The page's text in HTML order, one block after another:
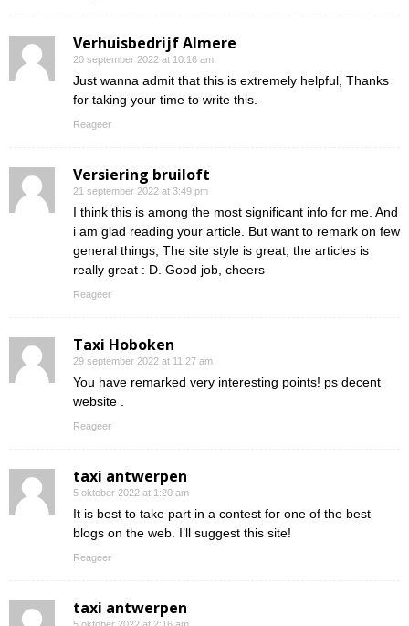
Verhuisbedrijf Almere
20 september 2022 at 10:16 am
Just wanna admit that this is extremely helpful, Thanks
for taking your time to write this.
Reageer
Versiering bruiloft
21 september 2022 at 3:49 pm
I think this is among the most significant info for me. And
i am glad reading your article. But want to remark on few
general things, The site style is great, the articles is
really great : D. Good job, cheers
Reageer
Taxi Hoboken
29 september 2022 at 11:27 am
You have remarked very interesting points! ps decent
website .
Reageer
taxi antwerpen
5 oktober 2022 at 1:20 am
It is best to take part in a contest for one of the best
blogs on the web. I’ll suggest this site!
Reageer
taxi antwerpen